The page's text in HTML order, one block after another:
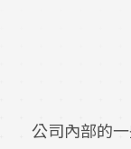
公司內部的